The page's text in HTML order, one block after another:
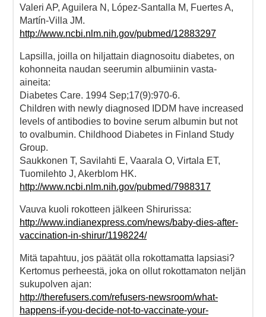
Valeri AP, Aguilera N, López-Santalla M, Fuertes A,
Martín-Villa JM.
http://www.ncbi.nlm.nih.gov/pubmed/12883297
Lapsilla, joilla on hiljattain diagnosoitu diabetes, on
kohonneita naudan seerumin albumiinin vasta-
aineita:
Diabetes Care. 1994 Sep;17(9):970-6.
Children with newly diagnosed IDDM have increased
levels of antibodies to bovine serum albumin but not
to ovalbumin. Childhood Diabetes in Finland Study
Group.
Saukkonen T, Savilahti E, Vaarala O, Virtala ET,
Tuomilehto J, Akerblom HK.
http://www.ncbi.nlm.nih.gov/pubmed/7988317
Vauva kuoli rokotteen jälkeen Shirurissa:
http://www.indianexpress.com/news/baby-dies-after-
vaccination-in-shirur/1198224/
Mitä tapahtuu, jos päätät olla rokottamatta lapsiasi?
Kertomus perheestä, joka on ollut rokottamaton neljän
sukupolven ajan:
http://therefusers.com/refusers-newsroom/what-
happens-if-you-decide-not-to-vaccinate-your-